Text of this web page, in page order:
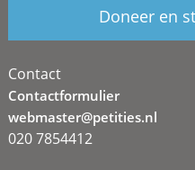
Doneer en
Contact
Contactformulier
webmaster@petities.nl
020 7854412